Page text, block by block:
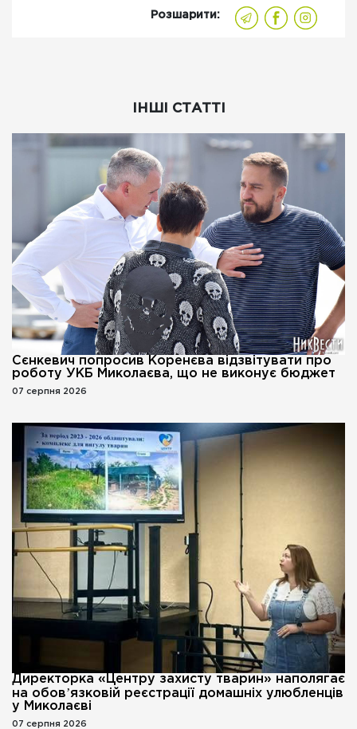
Розшарити:
ІНШІ СТАТТІ
Сєнкевич попросив Коренєва відзвітувати про
роботу УКБ Миколаєва, що не виконує бюджет
07 серпня 2026
Директорка «Центру захисту тварин» наполягає
на обовʼязковій реєстрації домашніх улюбленців
у Миколаєві
07 серпня 2026